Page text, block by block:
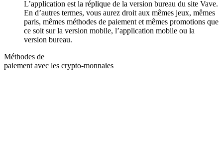
L’application est la réplique de la version bureau du site Vave.
En d’autres termes, vous aurez droit aux mêmes jeux, mêmes
paris, mêmes méthodes de paiement et mêmes promotions que
ce soit sur la version mobile, l’application mobile ou la
version bureau.
Méthodes de
paiement avec les crypto-monnaies